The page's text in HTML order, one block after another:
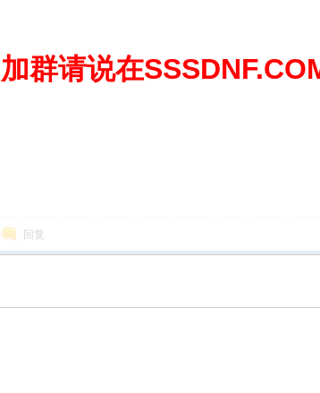
加群请说在
回复